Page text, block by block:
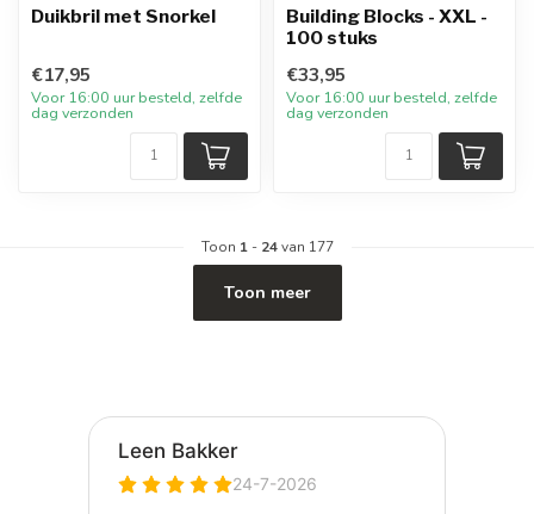
Duikbril met Snorkel
€17,95
Voor 16:00 uur besteld, zelfde
dag verzonden
Building Blocks - XXL -
100 stuks
€33,95
Voor 16:00 uur besteld, zelfde
dag verzonden
Toon 1- 24van 177
Toon meer